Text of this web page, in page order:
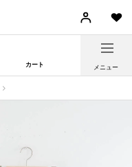
カート メニュー
>